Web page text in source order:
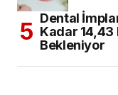
Dental
Kadar 14,43
Bekleniyor